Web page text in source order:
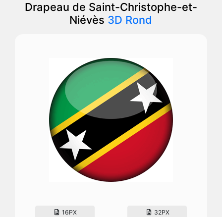
Drapeau de Saint-Christophe-et-
Niévès 3D Rond
16PX 32PX